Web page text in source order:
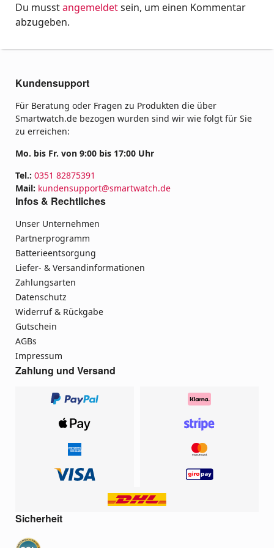
Du musstangemeldetsein, um einen Kommentar
abzugeben.
Kundensupport
Für Beratung oder Fragen zu Produkten die über
Smartwatch.de bezogen wurden sind wir wie folgt für Sie
zu erreichen:
Mo. bis Fr. von 9:00 bis 17:00 Uhr
Tel.: 0351 82875391
Mail: kundensupport@smartwatch.de
Infos & Rechtliches
Unser Unternehmen
Partnerprogramm
Batterieentsorgung
Liefer- & Versandinformationen
Zahlungsarten
Datenschutz
Widerruf & Rückgabe
Gutschein
AGBs
Impressum
Zahlung und Versand
Sicherheit